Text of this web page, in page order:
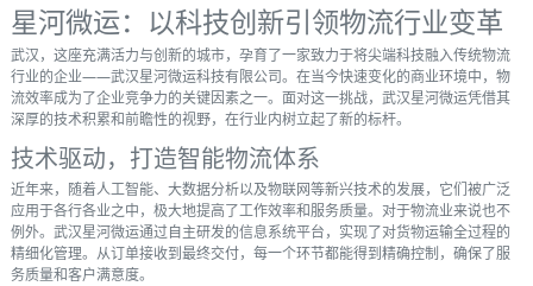
星河微运：以科技创新引领物流行业变革
武汉，这座充满活力与创新的城市，孕育了一家致力于将尖端科技融入传统物流
行业的企业——武汉星河微运科技有限公司。在当今快速变化的商业环境中，物
流效率成为了企业竞争力的关键因素之一。面对这一挑战，武汉星河微运凭借其
深厚的技术积累和前瞻性的视野，在行业内树立起了新的标杆。
技术驱动，打造智能物流体系
近年来，随着人工智能、大数据分析以及物联网等新兴技术的发展，它们被广泛
应用于各行各业之中，极大地提高了工作效率和服务质量。对于物流业来说也不
例外。武汉星河微运通过自主研发的信息系统平台，实现了对货物运输全过程的
精细化管理。从订单接收到最终交付，每一个环节都能得到精确控制，确保了服
务质量和客户满意度。